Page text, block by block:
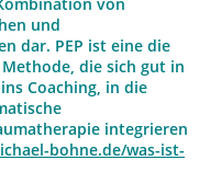
von
und
dar. PEP ist eine die
die sich gut in
Coaching, in die
integrieren
bohne.de/was-ist-